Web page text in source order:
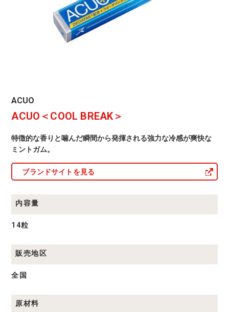
ACUO
品
ACUO
ACUO＜COOL BREAK＞
特徴的な香りと噛んだ瞬間から発揮される強力な冷感が爽快な
ミントガム。
ブランドサイトを見る
内容量
14粒
販売地区
全国
原材料